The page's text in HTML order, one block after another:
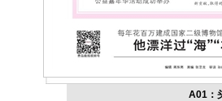
A01：